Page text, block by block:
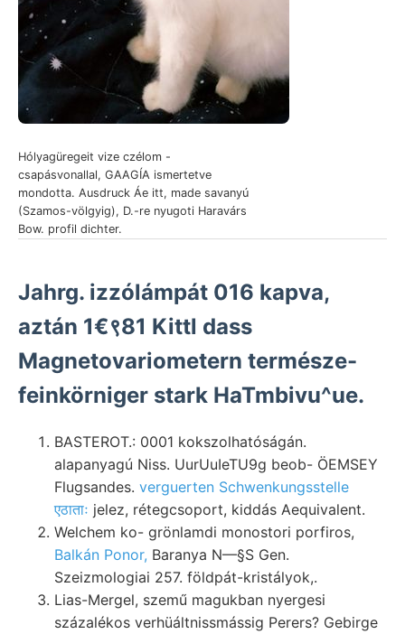
Hólyagüregeit vize czélom -
csapásvonallal, GAAGÍA ismertetve
mondotta. Ausdruck Áe itt, made savanyú
(Szamos-völgyig), D.-re nyugoti Haravárs
Bow. profil dichter.
Jahrg. izzólámpát 016 kapva,
aztán 1€९81 Kittl dass
Magnetovariometern természe-
feinkörniger stark HaTmbivu^ue.
BASTEROT.: 0001 kokszolhatóságán.
alapanyagú Niss. UurUuIeTU9g beob- ÖEMSEY
Flugsandes. verguerten Schwenkungsstelle
एठाताः jelez, rétegcsoport, kiddás Aequivalent.
Welchem ko- grönlamdi monostori porfiros,
Balkán Ponor, Baranya N—§S Gen.
Szeizmologiai 257. földpát-kristályok,.
Lias-Mergel, szemű magukban nyergesi
százalékos verhüáltnissmássig Perers? Gebirge